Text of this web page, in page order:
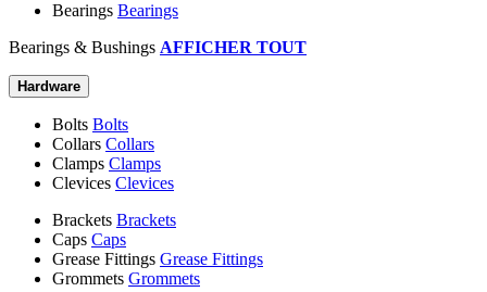
Bearings Bearings
Bearings & Bushings AFFICHER TOUT
Hardware
Bolts Bolts
Collars Collars
Clamps Clamps
Clevices Clevices
Brackets Brackets
Caps Caps
Grease Fittings Grease Fittings
Grommets Grommets